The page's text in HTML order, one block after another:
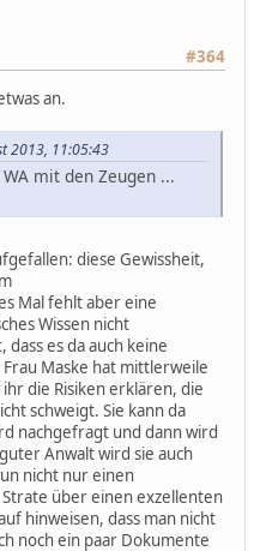
#364
an.
2013, 11:05:43
mit den Zeugen ...
diese Gewissheit,
Mal fehlt aber eine
Wissen nicht
es da auch keine
Maske hat mittlerweile
die Risiken erklären, die
schweigt. Sie kann da
nachgefragt und dann wird
Anwalt wird sie auch
nicht nur einen
über einen exzellenten
hinweisen, dass man nicht
noch ein paar Dokumente